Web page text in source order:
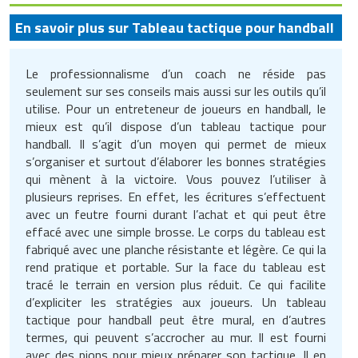
Equipements collectifs
Equipements pour aires de jeux
extérieures
Equipements pour stationnement
vélos
Fontaine urbaine
Jardinière urbaine
Mobilier de jardin
Mobilier de plage
Mobilier événementiel
Installation et Equipement
Maroquinerie
Matériel audiovisuel
Mobilier d'exposition pour musée
Mobilier et objets publicitaires
Mobilier pour boulangerie
Mobilier pour stand
Mobilier restaurant hôtel
Mobilier salon de coiffure
Remorquage
Retourneurs de charges
Robotique
Rolls conteneurs
Roues et roulettes
Tracteurs pousseurs
Transpalettes
Véhicules industriels
Fraiseuses
Groupes électrogènes
Industrie agroalimentaire
Inspection et mesure
Lampes et éclairages pour atelier
Machine industrielle
Machines de lavage industriel
Machines pour parfumerie
Matériel d'optique
Lessives professionnelles
Matériels de décapage
Monobrosses
Nettoyage
Nettoyage tapis
Nettoyeurs à ultrasons
Nettoyeurs haute pression
Nettoyeurs vapeurs
Outillage pour chape liquide
Equipement de ski
Equipement de tchoukball
Equipement de water-polo
Équipement équitation
Equipement escalade
Equipement gymnastique
Equipement handball
Equipement judo
Equipement mini Golf
Fours professionnels
Friteuses professionnelles
Fumoirs professionnels
Grills professionnels
Hachoir professionnel
Laves vaisselle professionnels
Machine à crêpes professionnelle
Machine à glaces ou glaçons
Machine à pâtes professionnelle
Silos de stockage
Stations de ravitaillement mobiles
Stockage de chlore
Supports de stockage
Produits de calage
Sac d'emballage
Sachet d'emballage
Scellé de sécurité
Serre liens
Soudeuse
Stockage isotherme
Tube d'emballage
Valises
Treuils
Gros oeuvre
Groupe de soudage
Isolation phonique
Isolation thermique
Machines de chantier
Matériaux de construction
Matériel
Matériel agricole
Menuiserie
Mobilier d'affichage entreprise
Mobilier de conférence
Mobilier divers
Mobilier ergonomique bureau
Siège d'accueil
Traitement du courrier
Matériel bureautique
Matériel d'imprimerie
Piles et batteries
Planning journalier bureau
Pochette de bureau
Ramette papier
Signalétique de bureau
Signalisation sur le lieu de travail
Tampon encreur
Matériel ergonomique
Matériel pour massage
Matériel premiers secours
Mobilier de laboratoire
Mobilier médical
Vêtement médical
Télécommunication
Marketing Communication
Marketing opérationnel
Organisation d'événements
Service courtage
Service de sécurité
Services de nettoyage
Services de traduction
Services financiers et placements
Services informatiques
Matériels d'entretien du gazon
Matériels de travail du sol
Matériels pour abattoirs
Matériels pour aquaculture
Matériels pour foin et fourrage
Matériels viticoles et vinicoles
Outillage agricole manuel
Traitement et stockage des céréales
En savoir plus sur Tableau tactique pour handball
Le professionnalisme d’un coach ne réside pas
seulement sur ses conseils mais aussi sur les outils qu’il
utilise. Pour un entreteneur de joueurs en handball, le
mieux est qu’il dispose d’un tableau tactique pour
handball. Il s’agit d’un moyen qui permet de mieux
s’organiser et surtout d’élaborer les bonnes stratégies
qui mènent à la victoire. Vous pouvez l’utiliser à
plusieurs reprises. En effet, les écritures s’effectuent
avec un feutre fourni durant l’achat et qui peut être
effacé avec une simple brosse. Le corps du tableau est
fabriqué avec une planche résistante et légère. Ce qui la
rend pratique et portable. Sur la face du tableau est
tracé le terrain en version plus réduit. Ce qui facilite
d’expliciter les stratégies aux joueurs. Un tableau
tactique pour handball peut être mural, en d’autres
termes, qui peuvent s’accrocher au mur. Il est fourni